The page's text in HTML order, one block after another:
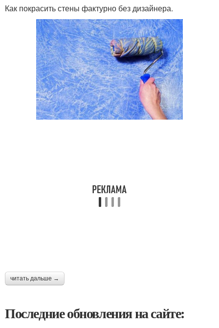
Как покрасить стены фактурно без дизайнера.
читать дальше →
Последние обновления на сайте: